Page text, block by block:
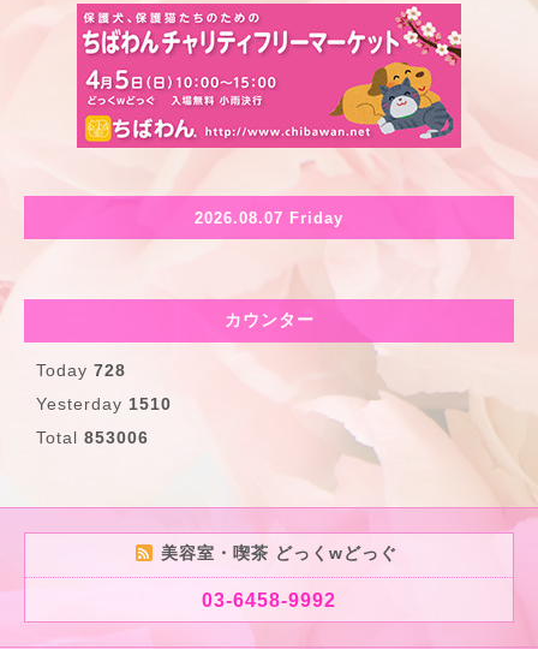
2026.08.07 Friday
カウンター
Today 728
Yesterday 1510
Total 853006
美容室・喫茶 どっくwどっぐ
03-6458-9992